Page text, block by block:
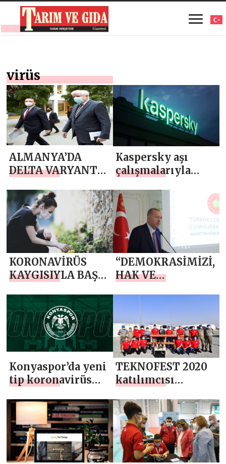
virüs
ALMANYA’DA
DELTA VARYANTLI
YAYILIYOR!
Kaspersky aşı
çalışmalarıyla
ortaya çıkardı
KORONAVİRÜS
KAYGISIYLA BAŞ
YARDIMCI
ÖNERİLER
“DEMOKRASİMİZİ,
HAK VE
HUKUKU
GÜÇLENDİREREK
EKONOMİMİZİ
BÜYÜTECEĞİZ”
Konyaspor’da yeni
tip koronavirüs
TEKNOFEST 2020
katılımcısı
savunma
alanındaki
projelerini Bab’da
tanıttı